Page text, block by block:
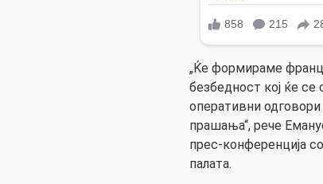
„Ќе формираме
безбедност кој ќе
оперативни
прашања“, рече
прес-конференција
палата.